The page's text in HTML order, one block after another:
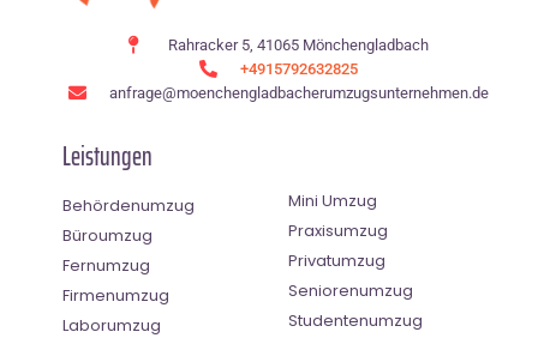
Rahracker 5, 41065 Mönchengladbach
+4915792632825
anfrage@moenchen­gladbacherumzugsunternehmen.de
Leistungen
Behördenumzug
Büroumzug
Fernumzug
Firmenumzug
Laborumzug
Mini Umzug
Praxisumzug
Privatumzug
Seniorenumzug
Studentenumzug